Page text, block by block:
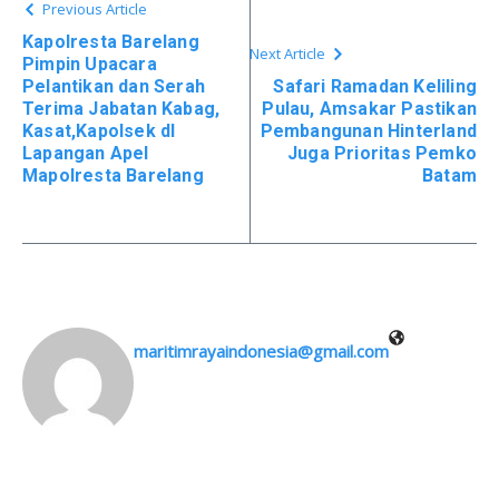
Previous Article
Kapolresta Barelang
Pimpin Upacara
Pelantikan dan Serah
Terima Jabatan Kabag,
Kasat,Kapolsek dI
Lapangan Apel
Mapolresta Barelang
Next Article
Safari Ramadan Keliling
Pulau, Amsakar Pastikan
Pembangunan Hinterland
Juga Prioritas Pemko
Batam
maritimrayaindonesia@gmail.com